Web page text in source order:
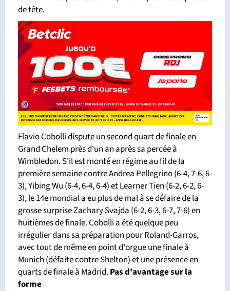
de tête.
Flavio Cobolli dispute un second quart de finale en
Grand Chelem près d'un an après sa percée à
Wimbledon. S'il est monté en régime au fil de la
première semaine contre Andrea Pellegrino (6-4, 7-6, 6-
3), Yibing Wu (6-4, 6-4, 6-4) et Learner Tien (6-2, 6-2, 6-
3), le 14e mondial a eu plus de mal à se défaire de la
grosse surprise Zachary Svajda (6-2, 6-3, 6-7, 7-6) en
huitièmes de finale. Cobolli a été quelque peu
irrégulier dans sa préparation pour Roland-Garros,
avec tout de même en point d'orgue une finale à
Munich (défaite contre Shelton) et une présence en
quarts de finale à Madrid. Pas d'avantage sur la
forme